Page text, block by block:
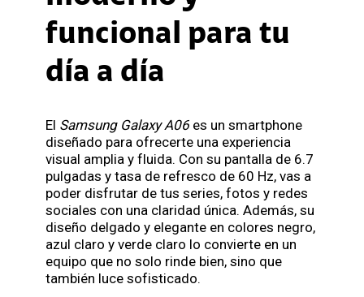
funcional para tu
día a día
El Samsung Galaxy A06 es un smartphone
diseñado para ofrecerte una experiencia
visual amplia y fluida. Con su pantalla de 6.7
pulgadas y tasa de refresco de 60 Hz, vas a
poder disfrutar de tus series, fotos y redes
sociales con una claridad única. Además, su
diseño delgado y elegante en colores negro,
azul claro y verde claro lo convierte en un
equipo que no solo rinde bien, sino que
también luce sofisticado.